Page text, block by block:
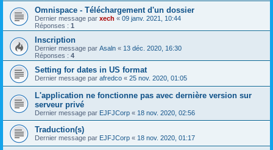
Omnispace - Téléchargement d'un dossier
Dernier message par xech « 09 janv. 2021, 10:44
Réponses : 1
Inscription
Dernier message par Asaln « 13 déc. 2020, 16:30
Réponses : 4
Setting for dates in US format
Dernier message par afredco « 25 nov. 2020, 01:05
L'application ne fonctionne pas avec dernière version sur
serveur privé
Dernier message par EJFJCorp « 18 nov. 2020, 02:56
Traduction(s)
Dernier message par EJFJCorp « 18 nov. 2020, 01:17